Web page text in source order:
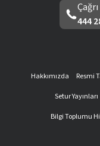
444
Hakkımızda Resmi
Setur Yayınları
Bilgi Toplumu